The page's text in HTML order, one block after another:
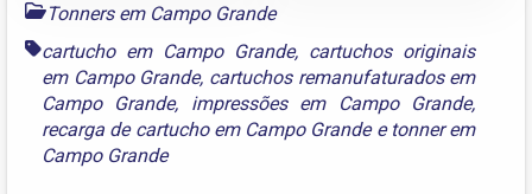
Tonners em Campo Grande
cartucho em Campo Grande, cartuchos originais
em Campo Grande, cartuchos remanufaturados em
Campo Grande, impressões em Campo Grande,
recarga de cartucho em Campo Grandee tonner em
Campo Grande